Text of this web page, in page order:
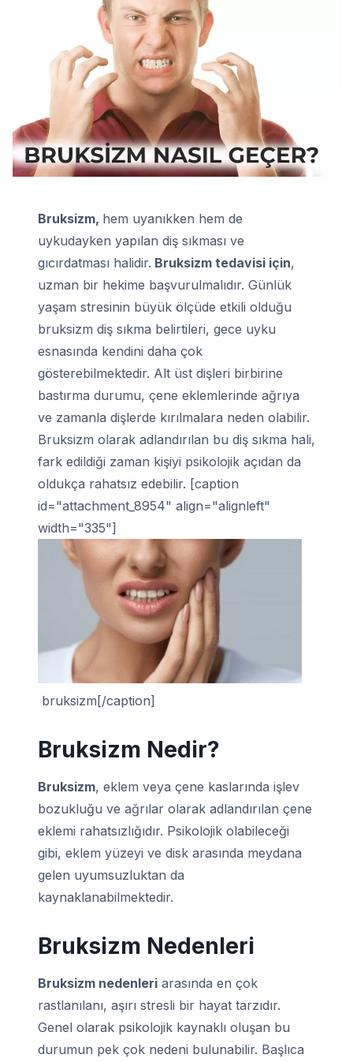
Bruksizm, hem uyanıkken hem de
uykudayken yapılan diş sıkması ve
gıcırdatması halidir. Bruksizm tedavisi için,
uzman bir hekime başvurulmalıdır. Günlük
yaşam stresinin büyük ölçüde etkili olduğu
bruksizm diş sıkma belirtileri, gece uyku
esnasında kendini daha çok
gösterebilmektedir. Alt üst dişleri birbirine
bastırma durumu, çene eklemlerinde ağrıya
ve zamanla dişlerde kırılmalara neden olabilir.
Bruksizm olarak adlandırılan bu diş sıkma hali,
fark edildiği zaman kişiyi psikolojik açıdan da
oldukça rahatsız edebilir. [caption
id="attachment_8954" align="alignleft"
width="335"]
bruksizm[/caption]
Bruksizm Nedir?
Bruksizm, eklem veya çene kaslarında işlev
bozukluğu ve ağrılar olarak adlandırılan çene
eklemi rahatsızlığıdır. Psikolojik olabileceği
gibi, eklem yüzeyi ve disk arasında meydana
gelen uyumsuzluktan da
kaynaklanabilmektedir.
Bruksizm Nedenleri
Bruksizm nedenleri arasında en çok
rastlanılanı, aşırı stresli bir hayat tarzıdır.
Genel olarak psikolojik kaynaklı oluşan bu
durumun pek çok nedeni bulunabilir. Başlıca